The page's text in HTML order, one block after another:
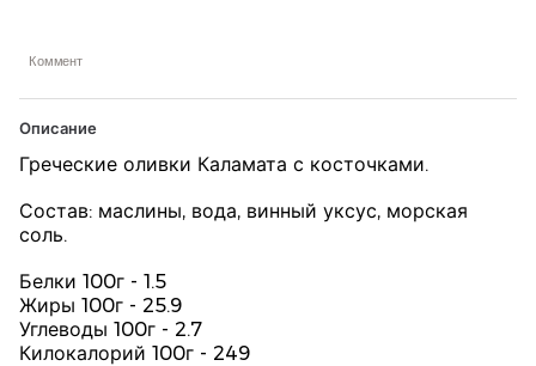
Коммент
Описание
Греческие оливки Каламата с косточками.
Состав: маслины, вода, винный уксус, морская
соль.
Белки 100г - 1.5
Жиры 100г - 25.9
Углеводы 100г - 2.7
Килокалорий 100г - 249